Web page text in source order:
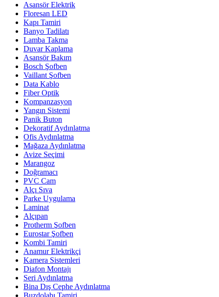
Asansör Elektrik
Floresan LED
Kapı Tamiri
Banyo Tadilatı
Lamba Takma
Duvar Kaplama
Asansör Bakım
Bosch Şofben
Vaillant Şofben
Data Kablo
Fiber Optik
Kompanzasyon
Yangın Sistemi
Panik Buton
Dekoratif Aydınlatma
Ofis Aydınlatma
Mağaza Aydınlatma
Avize Seçimi
Marangoz
Doğramacı
PVC Cam
Alçı Sıva
Parke Uygulama
Laminat
Alçıpan
Protherm Şofben
Eurostar Şofben
Kombi Tamiri
Anamur Elektrikçi
Kamera Sistemleri
Diafon Montajı
Seri Aydınlatma
Bina Dış Cephe Aydınlatma
Buzdolabı Tamiri